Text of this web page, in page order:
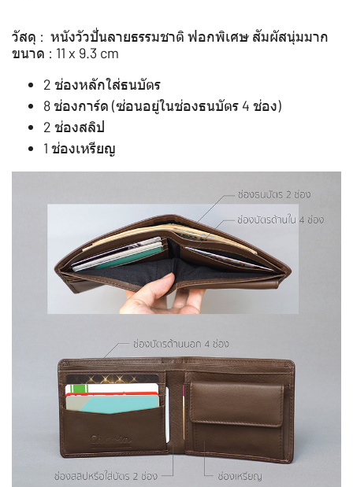
วัสดุ : หนังวัวปั่นลายธรรมชาติ ฟอกพิเศษ สัมผัสนุ่มมาก
ขนาด : 11 x 9.3 cm
2 ช่องหลักใส่ธนบัตร
8 ช่องการ์ด (ซ่อนอยู่ในช่องธนบัตร 4 ช่อง)
2 ช่องสลิป
1 ช่องเหรียญ